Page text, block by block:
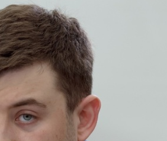
TECHNO
CRITICAL MINERALS
НАДРА ІНШИХ
ПРО ПРОЕКТ